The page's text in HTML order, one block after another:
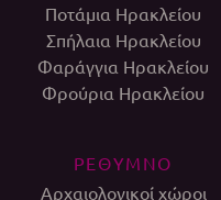
Ποτάμια Ηρακλείου
Σπήλαια Ηρακλείου
Φαράγγια Ηρακλείου
Φρούρια Ηρακλείου
ΡΕΘΥΜΝΟ
Αρχαιολογικοί χώροι